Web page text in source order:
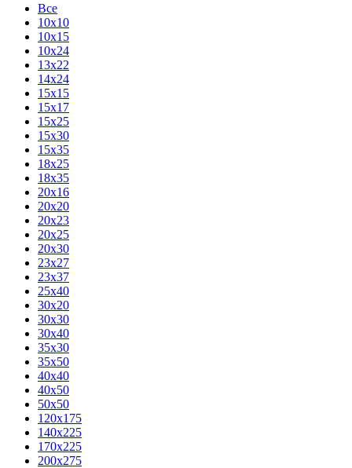
Все
10x10
10x15
10x24
13x22
14x24
15x15
15x17
15x25
15x30
15x35
18x25
18x35
20x16
20x20
20x23
20x25
20x30
23x27
23x37
25x40
30x20
30x30
30x40
35x30
35x50
40x40
40x50
50x50
120х175
140х225
170х225
200х275